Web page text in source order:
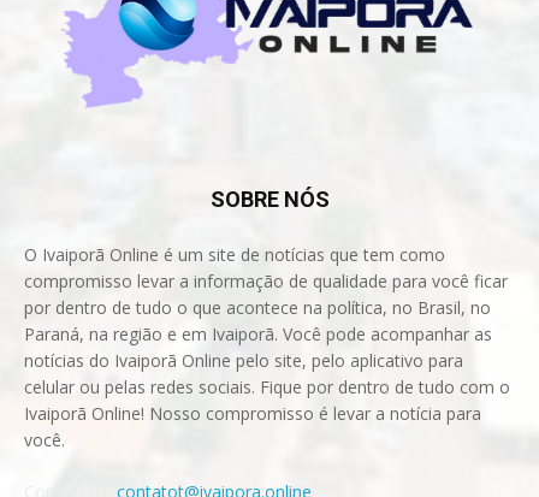
SOBRE NÓS
O Ivaiporã Online é um site de notícias que tem como
compromisso levar a informação de qualidade para você ficar
por dentro de tudo o que acontece na política, no Brasil, no
Paraná, na região e em Ivaiporã. Você pode acompanhar as
notícias do Ivaiporã Online pelo site, pelo aplicativo para
celular ou pelas redes sociais. Fique por dentro de tudo com o
Ivaiporã Online! Nosso compromisso é levar a notícia para
você.
contatot@ivaipora.online